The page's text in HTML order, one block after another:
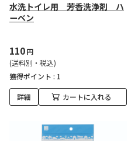
水洗トイレ用 芳香洗浄剤 ハ
ーベン
110円
(送料別・税込)
獲得ポイント : 1
詳細 カートに入れる